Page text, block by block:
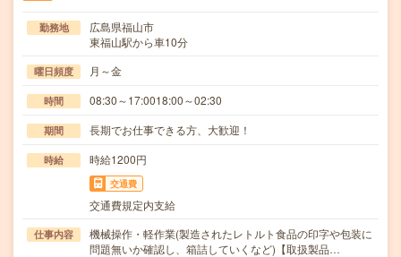
勤務地
広島県福山市
東福山駅から車10分
曜日頻度 月～金
時間 08:30～17:0018:00～02:30
期間 長期でお仕事できる方、大歓迎！
時給 時給1200円
交通費
交通費規定内支給
仕事内容
機械操作・軽作業(製造されたレトルト食品の印字や包装に
問題無いか確認し、箱詰していくなど)【取扱製品…